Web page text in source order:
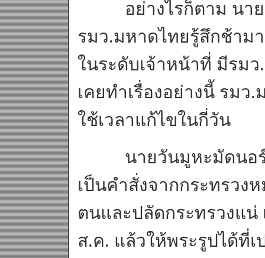
อย่างไรก็ตาม นาย
รมว.มหาดไทยรู้สึกช้าม
ในระดับเจ้าหน้าที่ มีรม
เคยทำเรื่องอย่างนี้ รมว
ใช้เวลาแก้ไขในกี่วัน
นายวันมูหะมัดนอร์ ก
เป็นคำสั่งจากกระทรวง
ตนและปลัดกระทรวงแน่
ส.ค. แล้วให้พระรูปได้ที่